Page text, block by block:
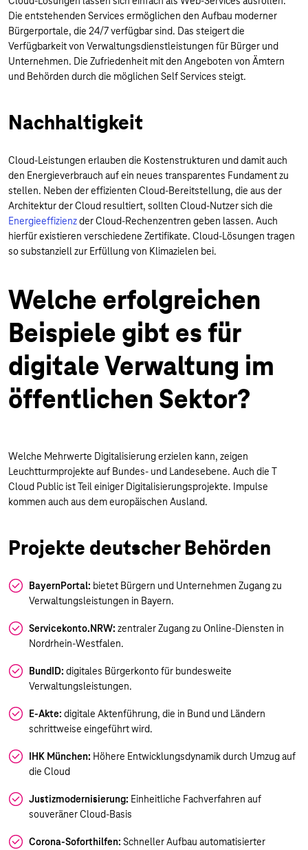
Die entstehenden Services ermöglichen den Aufbau moderner
Bürgerportale, die 24/7 verfügbar sind. Das steigert die
Verfügbarkeit von Verwaltungsdienstleistungen für Bürger und
Unternehmen. Die Zufriedenheit mit den Angeboten von Ämtern
und Behörden durch die möglichen Self Services steigt.
Nachhaltigkeit
Cloud-Leistungen erlauben die Kostenstrukturen und damit auch
den Energieverbrauch auf ein neues transparentes Fundament zu
stellen. Neben der effizienten Cloud-Bereitstellung, die aus der
Architektur der Cloud resultiert, sollten Cloud-Nutzer sich die
Energieeffizienzder Cloud-Rechenzentren geben lassen. Auch
hierfür existieren verschiedene Zertifikate. Cloud-Lösungen tragen
so substanziell zur Erfüllung von Klimazielen bei.
Welche erfolgreichen
Beispiele gibt es für
digitale Verwaltung im
öffentlichen Sektor?
Welche Mehrwerte Digitalisierung erzielen kann, zeigen
Leuchtturmprojekte auf Bundes- und Landesebene. Auch die T
Cloud Public ist Teil einiger Digitalisierungsprojekte. Impulse
kommen auch aus dem europäischen Ausland.
Projekte deutscher Behörden
BayernPortal: bietet Bürgern und Unternehmen Zugang zu
Verwaltungsleistungen in Bayern.
Servicekonto.NRW: zentraler Zugang zu Online-Diensten in
Nordrhein-Westfalen.
BundID: digitales Bürgerkonto für bundesweite
Verwaltungsleistungen.
E-Akte: digitale Aktenführung, die in Bund und Ländern
schrittweise eingeführt wird.
IHK München: Höhere Entwicklungsdynamik durch Umzug auf
die Cloud
Justizmodernisierung: Einheitliche Fachverfahren auf
souveräner Cloud-Basis
Corona-Soforthilfen: Schneller Aufbau automatisierter